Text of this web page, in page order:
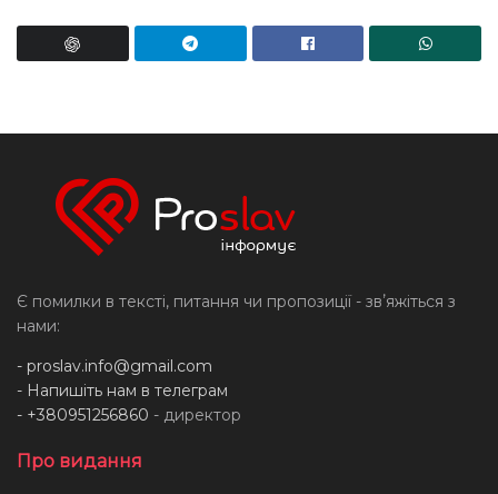
Є помилки в тексті, питання чи пропозиції - звʼяжіться з
нами:
- proslav.info@gmail.com
- Напишіть нам в телеграм
- +380951256860 - директор
Про видання